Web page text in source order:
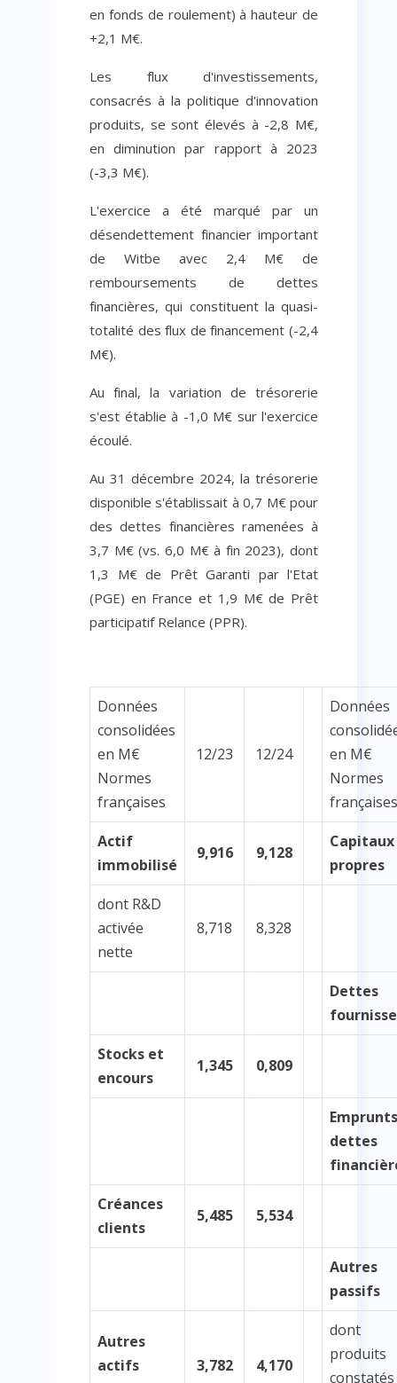
en fonds de roulement) à hauteur de
+2,1 M€.
Les flux d'investissements,
consacrés à la politique d'innovation
produits, se sont élevés à -2,8 M€,
en diminution par rapport à 2023
(-3,3 M€).
L'exercice a été marqué par un
désendettement financier important
de Witbe avec 2,4 M€ de
remboursements de dettes
financières, qui constituent la quasi-
totalité des flux de financement (-2,4
M€).
Au final, la variation de trésorerie
s'est établie à -1,0 M€ sur l'exercice
écoulé.
Au 31 décembre 2024, la trésorerie
disponible s'établissait à 0,7 M€ pour
des dettes financières ramenées à
3,7 M€ (vs. 6,0 M€ à fin 2023), dont
1,3 M€ de Prêt Garanti par l'Etat
(PGE) en France et 1,9 M€ de Prêt
participatif Relance (PPR).
Données
consolidées
en M€
Normes
françaises
12/23 12/24
Données
en M€
Normes
françaises
Actif
immobilisé
9,916 9,128
Capitaux
propres
dont R&D
activée
nette
8,718 8,328
Dettes
Stocks et
encours
1,345 0,809
dettes
Créances
clients
5,485 5,534
Autres
passifs
Autres
actifs
3,782 4,170
dont
produits
constatés